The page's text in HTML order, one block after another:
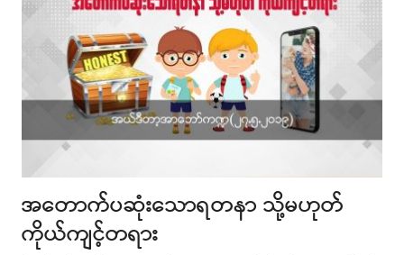
အတောက်ပဆုံးသောရတနာ သို့မဟုတ်
ကိုယ်ကျင့်တရား